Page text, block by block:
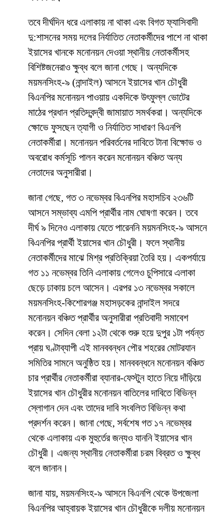
তবে দীর্ঘদিন ধরে এলাকায় না থাকা এবং বিগত ফ্যাসিবাদী
দু:শাসনের সময় দলের নির্যাতিত নেতাকর্মীদের পাশে না থাকা
ইয়াসের খানকে মনোনয়ন দেওয়া স্থানীয় নেতাকর্মীসহ
বিশিষ্টজনেরাও ক্ষুব্ধ বলে জানা গেছে। অন্যদিকে
ময়মনসিংহ-৯ (নান্দাইল) আসনে ইয়াসের খান চৌধুরী
বিএনপির মনোনয়ন পাওয়ায় একদিকে উৎফুল্ল ভোটের
মাঠের প্রধান প্রতিদ্বন্দ্বী জামায়াত সমর্থকরা। অন্যদিকে
ক্ষোভে ফুসছেন ত্যাগী ও নির্যাতিত সাধারণ বিএনপি
নেতাকর্মীরা। মনোনয়ন পরিবর্তনের দাবিতে টানা বিক্ষোভ ও
অবরোধ কর্মসূচি পালন করেন মনোনয়ন বঞ্চিত অন্য
নেতাদের অনুসারীরা।
জানা গেছে, গত ৩ নভেম্বর বিএনপির মহাসচিব ২৩৬টি
আসনে সম্ভাব্য এমপি প্রার্থীর নাম ঘোষণা করেন। তবে
দীর্ঘ ৯ দিনেও এলাকায় যেতে পারেননি ময়মনসিংহ-৯ আসনে
বিএনপির প্রার্থী ইয়াসের খান চৌধুরী। ফলে স্থানীয়
নেতাকর্মীদের মাঝে মিশ্র প্রতিক্রিয়া তৈরি হয়। একপর্যায়ে
গত ১১ নভেম্বর তিনি এলাকায় গেলেও চুপিসারে এলাকা
ছেড়ে ঢাকায় চলে আসেন। এরপর ১৩ নভেম্বর সকালে
ময়মনসিংহ-কিশোরগঞ্জ মহাসড়কের নান্দাইল সদরে
মনোনয়ন বঞ্চিত প্রার্থীর অনুসারীরা প্রতিবাদী সমাবেশ
করেন। সেদিন বেলা ১২টা থেকে শুরু হয়ে দুপুর ১টা পর্যন্ত
প্রায় ঘণ্টাব্যাপী এই মানববন্ধন পৌর শহরের মোটরযান
সমিতির সামনে অনুষ্ঠিত হয়। মানববন্ধনে মনোনয়ন বঞ্চিত
চার প্রার্থীর নেতাকর্মীরা ব্যানার-ফেস্টুন হাতে নিয়ে দাঁড়িয়ে
ইয়াসের খান চৌধুরীর মনোনয়ন বাতিলের দাবিতে বিভিন্ন
স্লোগান দেন এবং তাদের দাবি সংবলিত বিভিন্ন কথা
প্রদর্শন করেন। জানা গেছে, সর্বশেষ গত ১৭ নভেম্বর
থেকে এলাকায় এক মুহুর্তের জন্যও যাননি ইয়াসের খান
চৌধুরী। এজন্য স্থানীয় নেতাকর্মীরা চরম বিব্রত ও ক্ষুব্ধ
বলে জানান।
জানা যায়, ময়মনসিংহ-৯ আসনে বিএনপি থেকে উপজেলা
বিএনপির আহ্বায়ক ইয়াসের খান চৌধুরীকে দলীয় মনোনয়ন